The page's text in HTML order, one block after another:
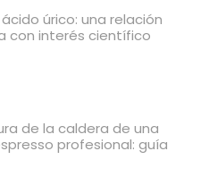
úrico: una relación
con interés científico
de la caldera de una
profesional: guía